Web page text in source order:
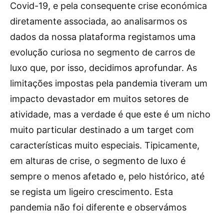
Covid-19, e pela consequente crise económica
diretamente associada, ao analisarmos os
dados da nossa plataforma registamos uma
evolução curiosa no segmento de carros de
luxo que, por isso, decidimos aprofundar. As
limitações impostas pela pandemia tiveram um
impacto devastador em muitos setores de
atividade, mas a verdade é que este é um nicho
muito particular destinado a um target com
características muito especiais. Tipicamente,
em alturas de crise, o segmento de luxo é
sempre o menos afetado e, pelo histórico, até
se regista um ligeiro crescimento. Esta
pandemia não foi diferente e observámos